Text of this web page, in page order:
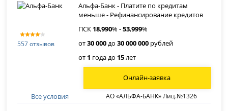
557 отзывов
Альфа-Банк - Платите по кредитам
меньше - Рефинансирование кредитов
ПСК 18,990% -53,999%
от30 000до30 000 000 рублей
от 1 года до 15лет
Все условия АО «АЛЬФА-БАНК» Лиц.№1326
Онлайн-заявка